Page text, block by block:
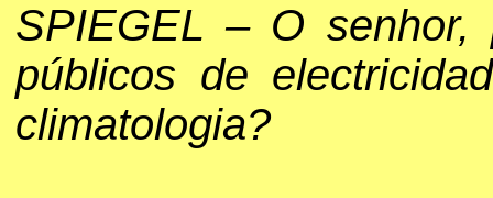
SPIEGEL – O
públicos de
climatologia?